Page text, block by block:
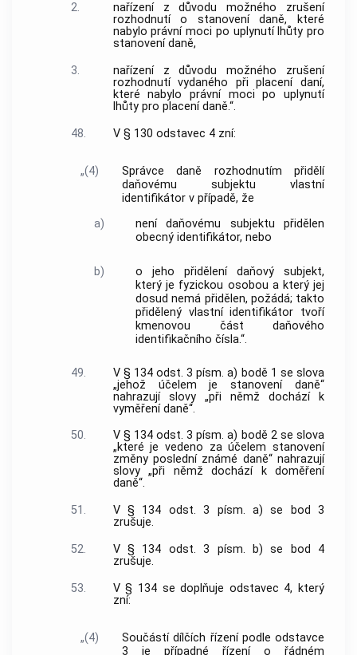
2.
nařízení z důvodu možného zrušení
rozhodnutí o stanovení daně, které
nabylo právní moci po uplynutí lhůty pro
stanovení daně,
3.
nařízení z důvodu možného zrušení
rozhodnutí vydaného při placení daní,
které nabylo právní moci po uplynutí
lhůty pro placení daně.“.
48.
V § 130 odstavec 4 zní:
„(4)
Správce daně rozhodnutím přidělí
daňovému subjektu vlastní
identifikátor v případě, že
a)
není daňovému subjektu přidělen
obecný identifikátor, nebo
b)
o jeho přidělení daňový subjekt,
který je fyzickou osobou a který jej
dosud nemá přidělen, požádá; takto
přidělený vlastní identifikátor tvoří
kmenovou část daňového
identifikačního čísla.“.
49.
V § 134 odst. 3 písm. a) bodě 1 se slova
„jehož účelem je stanovení daně“
nahrazují slovy „při němž dochází k
vyměření daně“.
50.
V § 134 odst. 3 písm. a) bodě 2 se slova
„které je vedeno za účelem stanovení
změny poslední známé daně“ nahrazují
slovy „při němž dochází k doměření
daně“.
51.
V § 134 odst. 3 písm. a) se bod 3
zrušuje.
52.
V § 134 odst. 3 písm. b) se bod 4
zrušuje.
53.
V § 134 se doplňuje odstavec 4, který
zní:
„(4)
Součástí dílčích řízení podle odstavce
3 je případné řízení o řádném